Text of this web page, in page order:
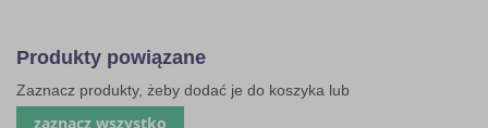
Produkty powiązane
Zaznacz produkty, żeby dodać je do koszyka lub
zaznacz wszystko